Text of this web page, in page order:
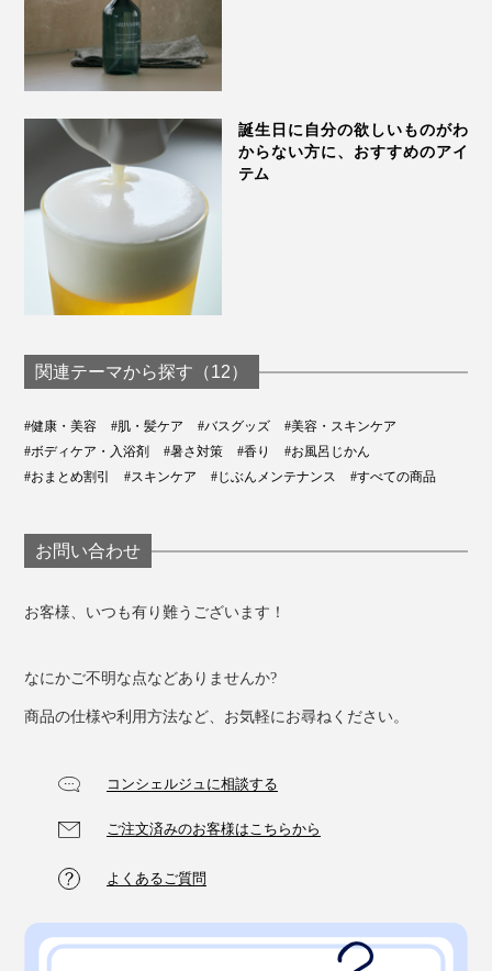
誕生日に自分の欲しいものがわ
からない方に、おすすめのアイ
テム
関連テーマから探す（12）
#健康・美容 #肌・髪ケア #バスグッズ
#美容・スキンケア
#ボディケア・入浴剤
#暑さ対策 #香り
#お風呂じかん
#おまとめ割引
#スキンケア #じぶんメンテナンス #すべての商品
お問い合わせ
お客様、いつも有り難うございます！
なにかご不明な点などありませんか?
商品の仕様や利用方法など、お気軽にお尋ねください。
コンシェルジュに相談する
ご注文済みのお客様はこちらから
よくあるご質問